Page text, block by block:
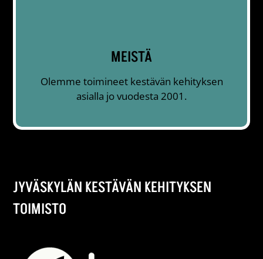
MEISTÄ
Olemme toimineet kestävän kehityksen
asialla jo vuodesta 2001.
JYVÄSKYLÄN KESTÄVÄN KEHITYKSEN
TOIMISTO